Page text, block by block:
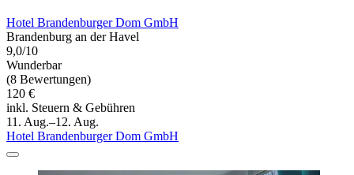
Hotel Brandenburger Dom GmbH
Brandenburg an der Havel
9,0/10
Wunderbar
(8 Bewertungen)
120 €
inkl. Steuern & Gebühren
11. Aug.–12. Aug.
Hotel Brandenburger Dom GmbH